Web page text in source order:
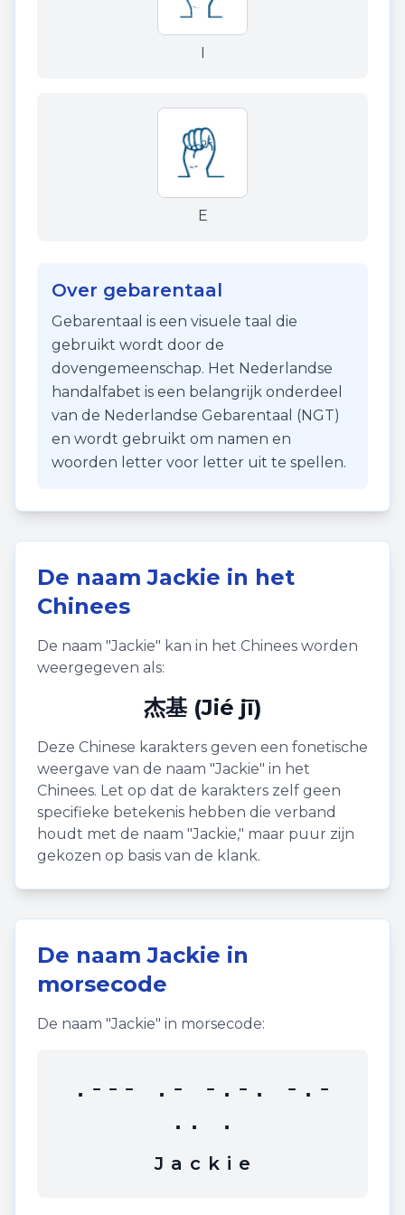
I
E
Over gebarentaal
Gebarentaal is een visuele taal die
gebruikt wordt door de
dovengemeenschap. Het Nederlandse
handalfabet is een belangrijk onderdeel
van de Nederlandse Gebarentaal (NGT)
en wordt gebruikt om namen en
woorden letter voor letter uit te spellen.
De naamJackie in het
Chinees
De naam "Jackie" kan in het Chinees worden
weergegeven als:
杰基 (Jié jī)
Deze Chinese karakters geven een fonetische
weergave van de naam "Jackie" in het
Chinees. Let op dat de karakters zelf geen
specifieke betekenis hebben die verband
houdt met de naam "Jackie," maar puur zijn
gekozen op basis van de klank.
De naamJackie in
morsecode
De naam "Jackie" in morsecode:
.--- .- -.-. -.-
.. .
J a c k i e